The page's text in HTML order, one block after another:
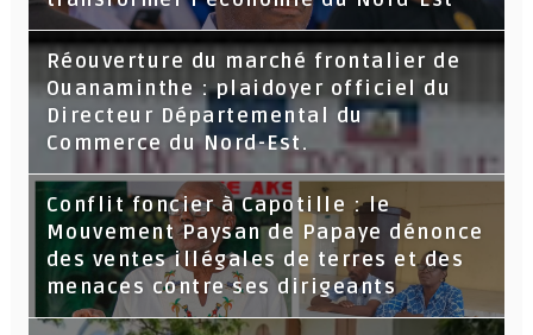
Réouverture du marché frontalier de
Ouanaminthe : plaidoyer officiel du
Directeur Départemental du
Commerce du Nord-Est.
Conflit foncier à Capotille : le
Mouvement Paysan de Papaye dénonce
des ventes illégales de terres et des
menaces contre ses dirigeants